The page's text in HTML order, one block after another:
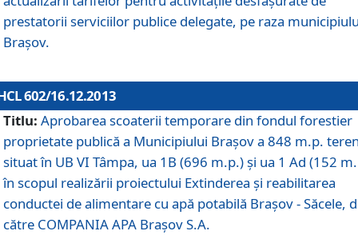
prestatorii serviciilor publice delegate, pe raza
Braşov.
602/16.12.2013
Titlu: Aprobarea scoaterii temporare din fondul forestier
proprietate publică a Municipiului Braşov a 848 m.p.
situat în UB VI Tâmpa, ua 1B (696 m.p.) şi ua 1 Ad (152
în scopul realizării proiectului Extinderea şi reabilitarea
conductei de alimentare cu apă potabilă Braşov - Săcele,
către COMPANIA APA Braşov S.A.